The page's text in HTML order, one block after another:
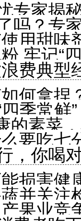
专家揭
吗？专
用甜味
牢记“
费典型
何拿捏
四季常
的素菜
要吃七
，你喝
损害健
并关注
果业竞